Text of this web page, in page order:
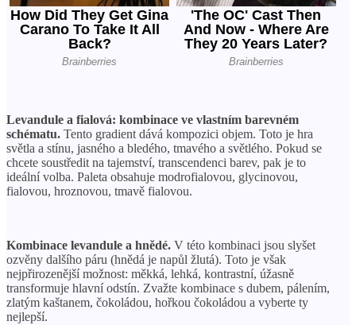
Levandule a fialová: kombinace ve vlastním barevném
schématu. Tento gradient dává kompozici objem. Toto je hra
světla a stínu, jasného a bledého, tmavého a světlého. Pokud se
chcete soustředit na tajemství, transcendenci barev, pak je to
ideální volba. Paleta obsahuje modrofialovou, glycinovou,
fialovou, hroznovou, tmavě fialovou.
Kombinace levandule a hnědé. V této kombinaci jsou slyšet
ozvěny dalšího páru (hnědá je napůl žlutá). Toto je však
nejpřirozenější možnost: měkká, lehká, kontrastní, úžasně
transformuje hlavní odstín. Zvažte kombinace s dubem, pálením,
zlatým kaštanem, čokoládou, hořkou čokoládou a vyberte ty
nejlepší.